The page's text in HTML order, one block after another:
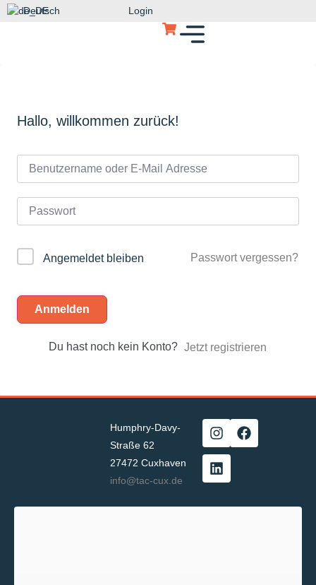
Deutsch Login
Hallo, willkommen zurück!
Angemeldet bleiben Passwort vergessen?
Anmelden
Du hast noch kein Konto? Jetzt registrieren
Humphry-Davy-
Straße 62
27472 Cuxhaven
info@tac-cux.de